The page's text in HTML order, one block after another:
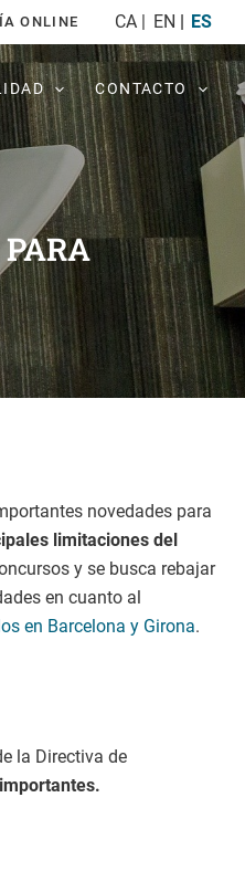
ONLINE CA EN ES
CONTACTO
novedades para
limitaciones del
y se busca rebajar
en cuanto al
en Barcelona y Girona.
la Directiva de